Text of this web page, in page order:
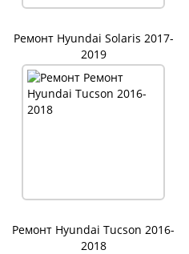
Ремонт Hyundai Solaris 2017-
2019
Ремонт Hyundai Tucson 2016-
2018